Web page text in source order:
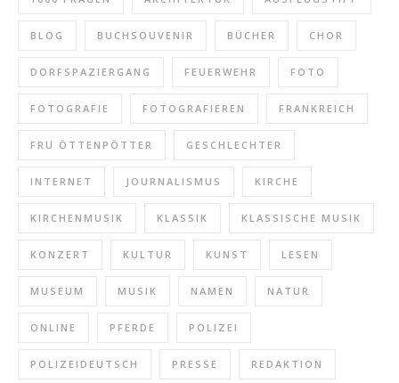
BLOG BUCHSOUVENIR BÜCHER CHOR
DORFSPAZIERGANG FEUERWEHR FOTO
FOTOGRAFIE FOTOGRAFIEREN FRANKREICH
FRU ÖTTENPÖTTER GESCHLECHTER
INTERNET JOURNALISMUS KIRCHE
KIRCHENMUSIK KLASSIK KLASSISCHE MUSIK
KONZERT KULTUR KUNST LESEN
MUSEUM MUSIK NAMEN NATUR
ONLINE PFERDE POLIZEI
POLIZEIDEUTSCH PRESSE REDAKTION